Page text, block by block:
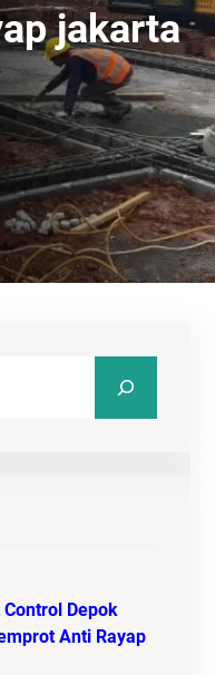
jakarta
Depok
Anti Rayap